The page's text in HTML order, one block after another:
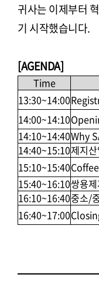
귀사는 이제부터
기 시작했습니다.
[AGENDA]
Time
13:30~14:00
14:00~14:10
14:10~14:40Why
14:40~15:10제지
15:10~15:40
15:40~16:10쌍용
16:10~16:40중소/
16:40~17:00